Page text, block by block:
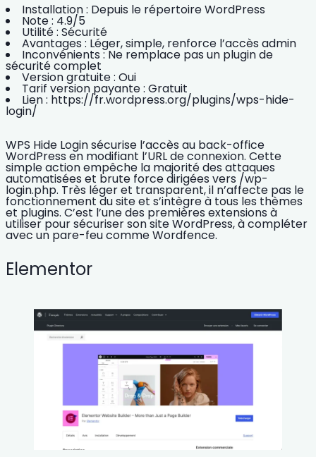
Installation : Depuis le répertoire WordPress
Note : 4.9/5
Utilité : Sécurité
Avantages : Léger, simple, renforce l’accès admin
Inconvénients :Ne remplace pas un plugin de
sécurité complet
Version gratuite : Oui
Tarif version payante : Gratuit
Lien : https://fr.wordpress.org/plugins/wps-hide-
login/
WPS Hide Login sécurise l’accès au back-office
WordPress en modifiant l’URL de connexion. Cette
simple action empêche la majorité des attaques
automatisées et brute force dirigées vers /wp-
login.php. Très léger et transparent, il n’affecte pas le
fonctionnement du site et s’intègre à tous les thèmes
et plugins. C’est l’une des premières extensions à
utiliser poursécuriser son site WordPress, à compléter
avec un pare-feu comme Wordfence.
Elementor